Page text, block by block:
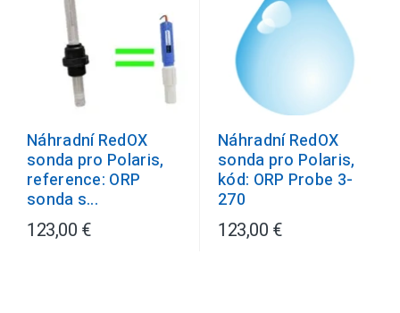
Náhradní RedOX
sonda pro Polaris,
reference: ORP
sonda s...
123,00 €
Náhradní RedOX
sonda pro Polaris,
kód: ORP Probe 3-
270
123,00 €